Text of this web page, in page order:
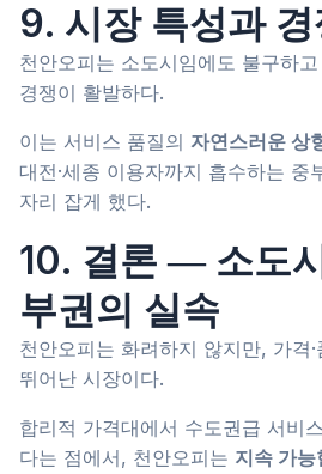
9. 시장 특성과
천안오피는 소도시임에도 불구하
경쟁이 활발하다.
이는 서비스 품질의 자연스러운 상
대전·세종 이용자까지 흡수하는 중
자리 잡게 했다.
10. 결론 ― 소도
부권의 실속
천안오피는 화려하지 않지만, 가격·
뛰어난 시장이다.
합리적 가격대에서 수도권급 서비
다는 점에서, 천안오피는 지속 가능